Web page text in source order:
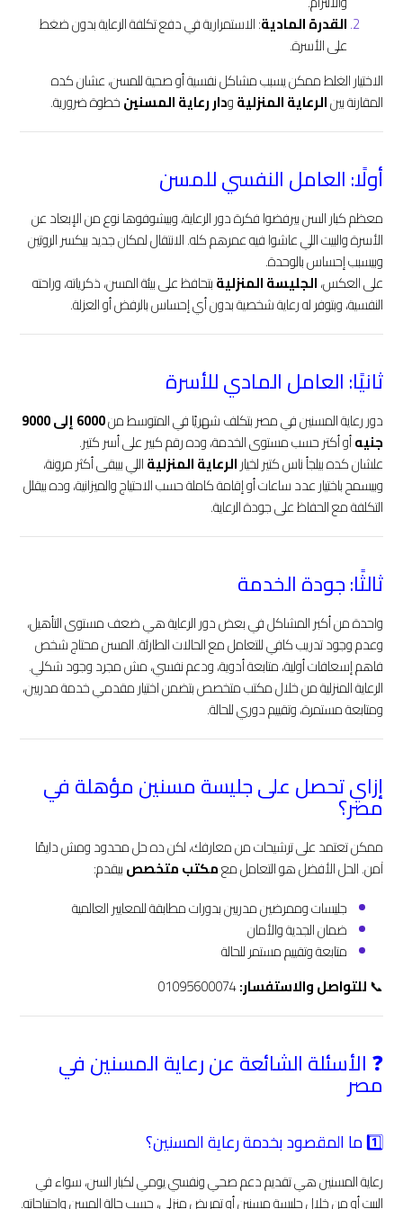
القدرة المادية: الاستمرارية في دفع تكلفة الرعاية بدون ضغط
على الأسرة.
الاختيار الغلط ممكن يسبب مشاكل نفسية أو صحية للمسن، عشان كده
المقارنة بينالرعاية المنزليةودار رعاية المسنينخطوة ضرورية.
أولًا: العامل النفسي للمسن
معظم كبار السن بيرفضوا فكرة دور الرعاية، وبيشوفوها نوع من الإبعاد عن
الأسرة والبيت اللي عاشوا فيه عمرهم كله. الانتقال لمكان جديد بيكسر الروتين
وبيسبب إحساس بالوحدة.
على العكس،الجليسة المنزليةبتحافظ على بيئة المسن، ذكرياته، وراحته
النفسية، وبتوفر له رعاية شخصية بدون أي إحساس بالرفض أو العزلة.
ثانيًا: العامل المادي للأسرة
دور رعاية المسنين في مصر بتكلف شهريًا في المتوسط من
6000 إلى 9000
جنيهأو أكتر حسب مستوى الخدمة، وده رقم كبير على أسر كتير.
علشان كده بيلجأ ناس كتير لخيارالرعاية المنزليةاللي بيبقى أكثر مرونة،
وبيسمح باختيار عدد ساعات أو إقامة كاملة حسب الاحتياج والميزانية، وده بيقلل
التكلفة مع الحفاظ على جودة الرعاية.
ثالثًا: جودة الخدمة
واحدة من أكبر المشاكل في بعض دور الرعاية هي ضعف مستوى التأهيل،
وعدم وجود تدريب كافي للتعامل مع الحالات الطارئة. المسن محتاج شخص
فاهم إسعافات أولية، متابعة أدوية، ودعم نفسي، مش مجرد وجود شكلي.
الرعاية المنزلية من خلال مكتب متخصص بتضمن اختيار مقدمي خدمة مدربين،
ومتابعة مستمرة، وتقييم دوري للحالة.
إزاي تحصل على جليسة مسنين مؤهلة في
مصر؟
ممكن تعتمد على ترشيحات من معارفك، لكن ده حل محدود ومش دايمًا
آمن. الحل الأفضل هو التعامل معمكتب متخصصبيقدم:
جليسات وممرضين مدربين بدورات مطابقة للمعايير العالمية
ضمان الجدية والأمان
متابعة وتقييم مستمر للحالة
📞للتواصل والاستفسار:01095600074
❓ الأسئلة الشائعة عن رعاية المسنين في
مصر
1️⃣ ما المقصود بخدمة رعاية المسنين؟
رعاية المسنين هي تقديم دعم صحي ونفسي يومي لكبار السن، سواء في
البيت أو من خلال جليسة مسنين أو تمريض منزلي، حسب حالة المسن واحتياجاته.